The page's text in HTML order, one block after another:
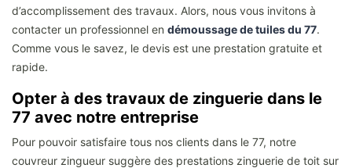
d’accomplissement des travaux. Alors, nous vous invitons à
contacter un professionnel en démoussage de tuiles du 77.
Comme vous le savez, le devis est une prestation gratuite et
rapide.
Opter à des travaux de zinguerie dans le
77 avec notre entreprise
Pour pouvoir satisfaire tous nos clients dans le 77, notre
couvreur zingueur suggère des prestations zinguerie de toit sur